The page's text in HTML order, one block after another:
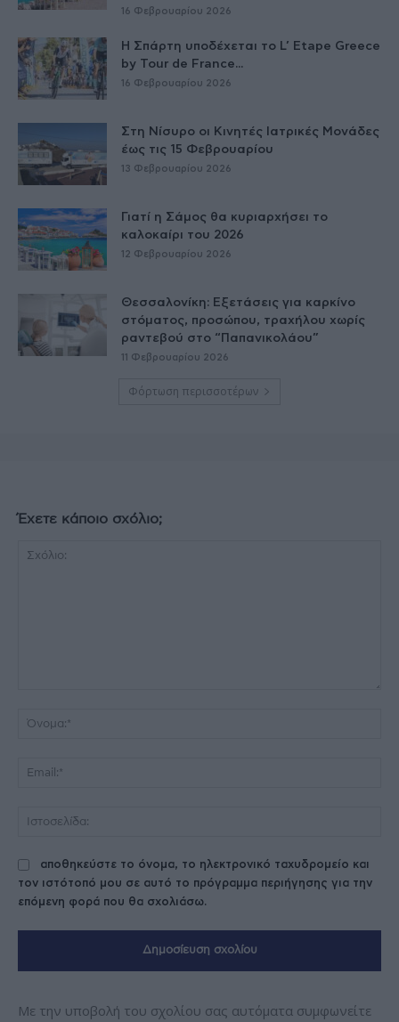
16 Φεβρουαρίου 2026
Η Σπάρτη υποδέχεται το L’ Etape Greece
by Tour de France...
16 Φεβρουαρίου 2026
Στη Νίσυρο οι Κινητές Ιατρικές Μονάδες
έως τις 15 Φεβρουαρίου
13 Φεβρουαρίου 2026
Γιατί η Σάμος θα κυριαρχήσει το
καλοκαίρι του 2026
12 Φεβρουαρίου 2026
Θεσσαλονίκη: Εξετάσεις για καρκίνο
στόματος, προσώπου, τραχήλου χωρίς
ραντεβού στο “Παπανικολάου”
11 Φεβρουαρίου 2026
Φόρτωση περισσοτέρων
Έχετε κάποιο σχόλιο;
αποθηκεύστε το όνομα, το ηλεκτρονικό ταχυδρομείο και
τον ιστότοπό μου σε αυτό το πρόγραμμα περιήγησης για την
επόμενη φορά που θα σχολιάσω.
Με την υποβολή του σχολίου σας αυτόματα συμφωνείτε